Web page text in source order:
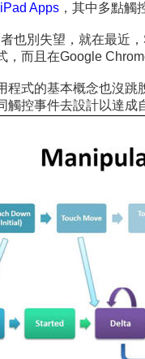
Apps ，其中多點觸
也別失望，就在最近
，而且在Google
程式的基本概念也沒
觸控事件去設計以達成